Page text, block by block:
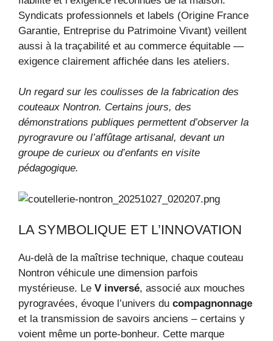
Syndicats professionnels et labels (Origine France
Garantie, Entreprise du Patrimoine Vivant) veillent
aussi à la traçabilité et au commerce équitable —
exigence clairement affichée dans les ateliers.
Un regard sur les coulisses de la fabrication des
couteaux Nontron. Certains jours, des
démonstrations publiques permettent d’observer la
pyrogravure ou l’affûtage artisanal, devant un
groupe de curieux ou d’enfants en visite
pédagogique.
LA SYMBOLIQUE ET L’INNOVATION
Au-delà de la maîtrise technique, chaque couteau
Nontron véhicule une dimension parfois
mystérieuse. Le V inversé, associé aux mouches
pyrogravées, évoque l’univers du compagnonnage
et la transmission de savoirs anciens – certains y
voient même un porte-bonheur. Cette marque